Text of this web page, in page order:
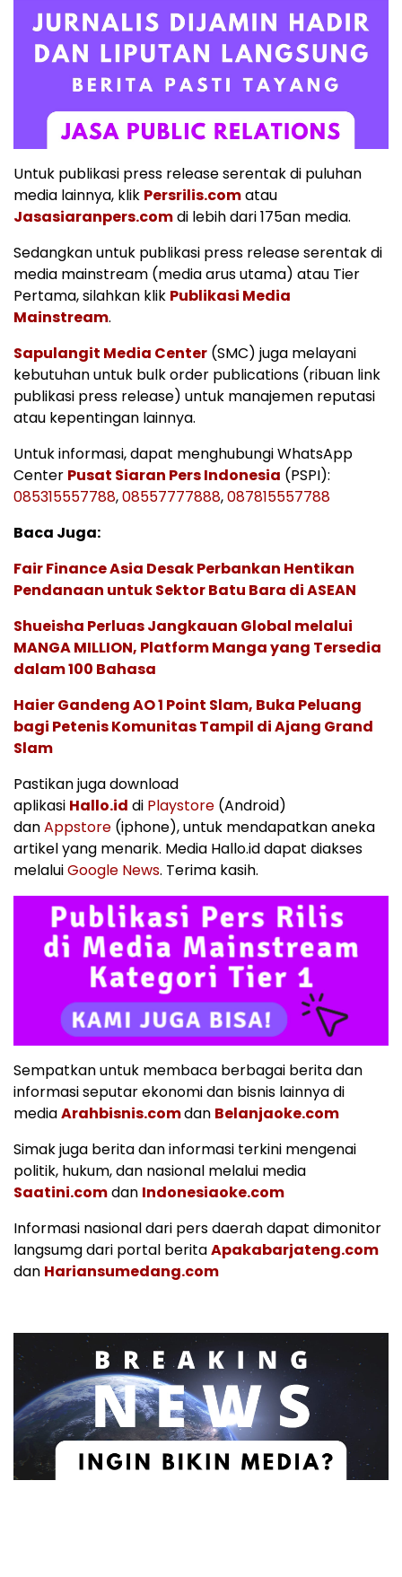
Untuk publikasi press release serentak di puluhan
media lainnya, klik Persrilis.comatau
Jasasiaranpers.comdi lebih dari 175an media.
Sedangkan untuk publikasi press release serentak di
media mainstream (media arus utama) atau Tier
Pertama, silahkan klik Publikasi Media
Mainstream.
Sapulangit Media Center (SMC) juga melayani
kebutuhan untuk bulk order publications (ribuan link
publikasi press release) untuk manajemen reputasi
atau kepentingan lainnya.
Untuk informasi, dapat menghubungi WhatsApp
Center Pusat Siaran Pers Indonesia (PSPI):
085315557788,08557777888,087815557788
Baca Juga:
Fair Finance Asia Desak Perbankan Hentikan
Pendanaan untuk Sektor Batu Bara di ASEAN
Shueisha Perluas Jangkauan Global melalui
MANGA MILLION, Platform Manga yang Tersedia
dalam 100 Bahasa
Haier Gandeng AO 1 Point Slam, Buka Peluang
bagi Petenis Komunitas Tampil di Ajang Grand
Slam
Pastikan juga download
aplikasi Hallo.id di Playstore (Android)
danAppstore (iphone), untuk mendapatkan aneka
artikel yang menarik. Media Hallo.id dapat diakses
melaluiGoogle News. Terima kasih.
Sempatkan untuk membaca berbagai berita dan
informasi seputar ekonomi dan bisnis lainnya di
mediaArahbisnis.comdan Belanjaoke.com
Simak juga berita dan informasi terkini mengenai
politik, hukum, dan nasional melalui media
Saatini.comdan Indonesiaoke.com
Informasi nasional dari pers daerah dapat dimonitor
langsumg dari portal beritaApakabarjateng.com
dan Hariansumedang.com